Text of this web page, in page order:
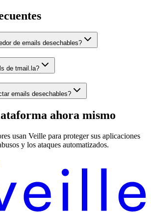
de emails desechables?
de tmail.la?
emails desechables?
ahora mismo
usan Veille para proteger sus aplicaciones
y los ataques automatizados.